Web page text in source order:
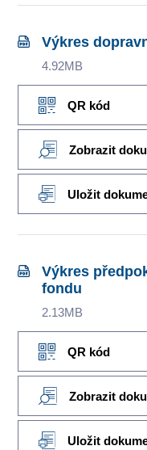
Výkres
4.92MB
QR kód
Zobrazit
Uložit
Výkres
fondu
2.13MB
QR kód
Zobrazit
Uložit